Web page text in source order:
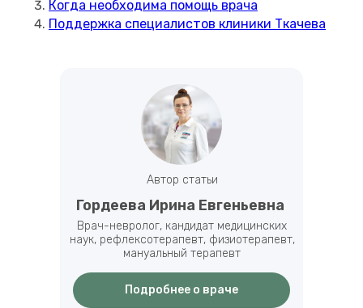
Когда необходима помощь врача
Поддержка специалистов клиники Ткачева
Подробнее о враче
Врач-невролог, кандидат медицинских
наук, рефлексотерапевт, физиотерапевт,
мануальный терапевт
Автор статьи
Гордеева Ирина Евгеньевна